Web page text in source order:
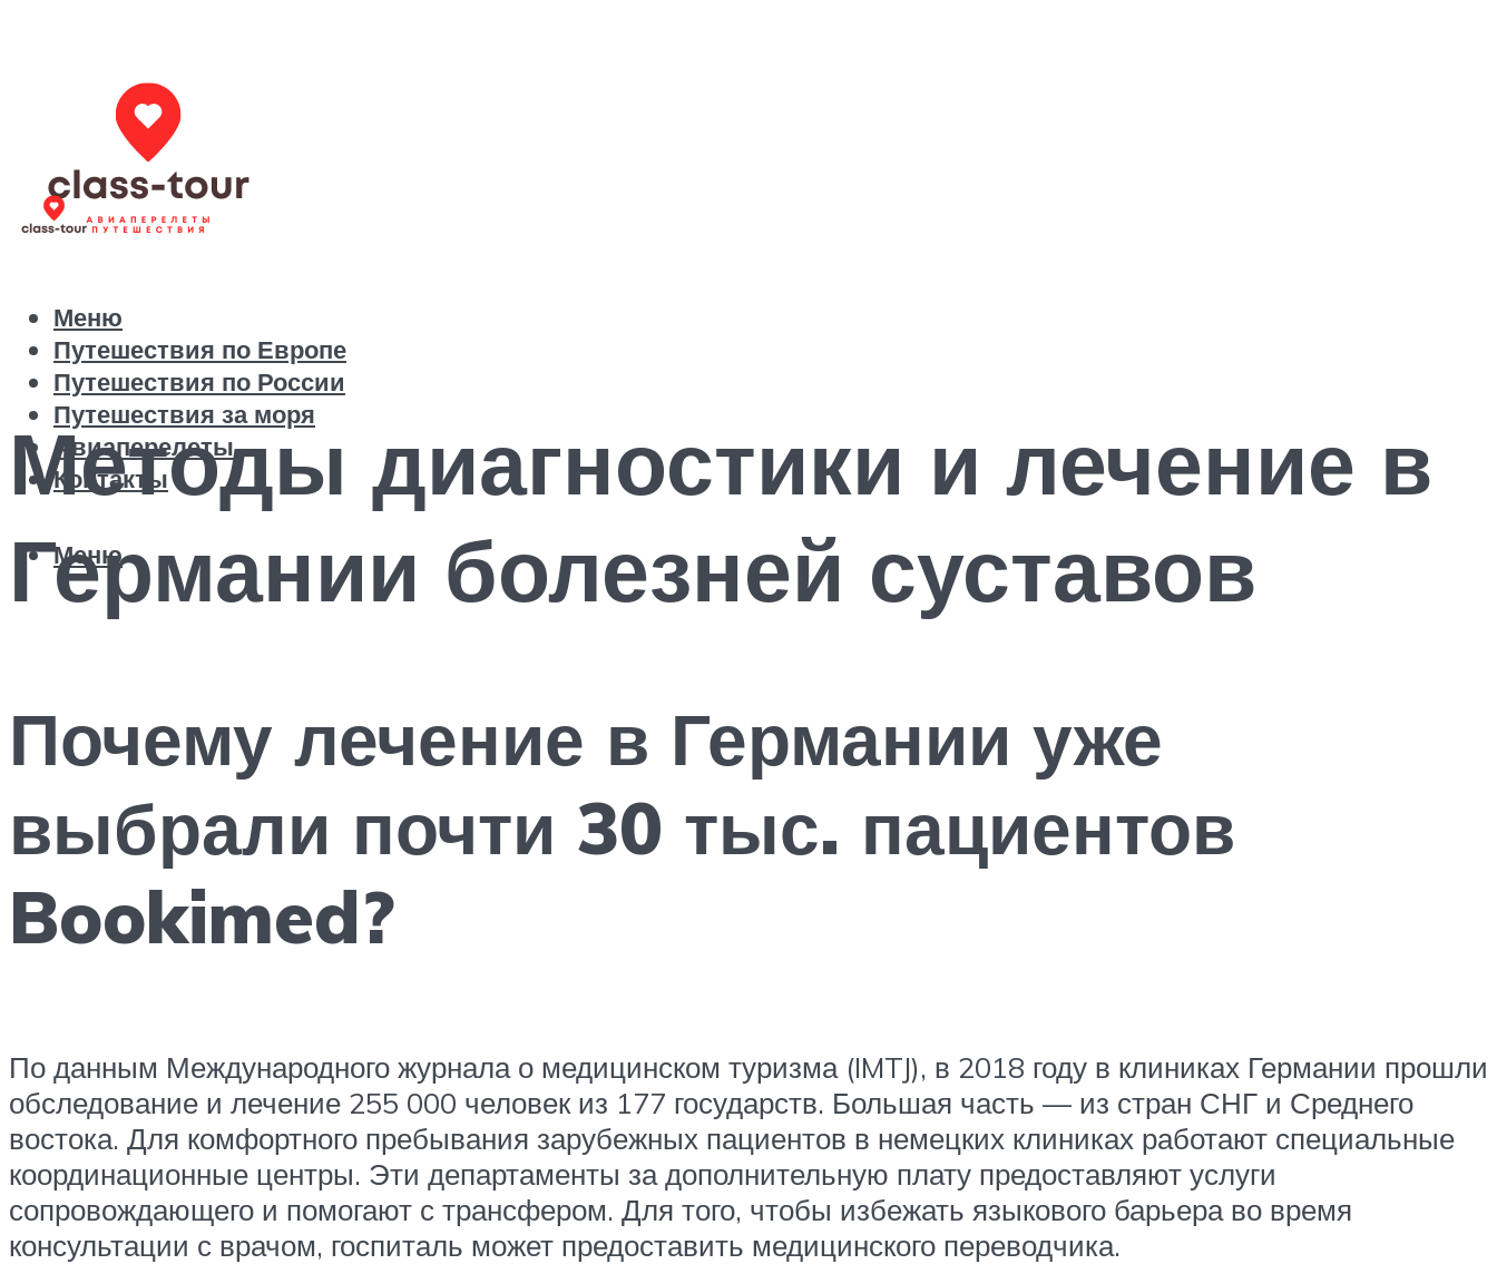
Путешествия по Европе
Путешествия по России
Путешествия за моря
Авиаперелеты
Контакты
Меню
Меню
Методы диагностики и лечение в
Германии болезней суставов
Почему лечение в Германии уже
выбрали почти 30 тыс. пациентов
Bookimed?
По данным Международного журнала о медицинском туризма (IMTJ), в 2018 году в клиниках Германии прошли
обследование и лечение 255 000 человек из 177 государств. Большая часть — из стран СНГ и Среднего
востока. Для комфортного пребывания зарубежных пациентов в немецких клиниках работают специальные
координационные центры. Эти департаменты за дополнительную плату предоставляют услуги
сопровождающего и помогают с трансфером. Для того, чтобы избежать языкового барьера во время
консультации с врачом, госпиталь может предоставить медицинского переводчика.